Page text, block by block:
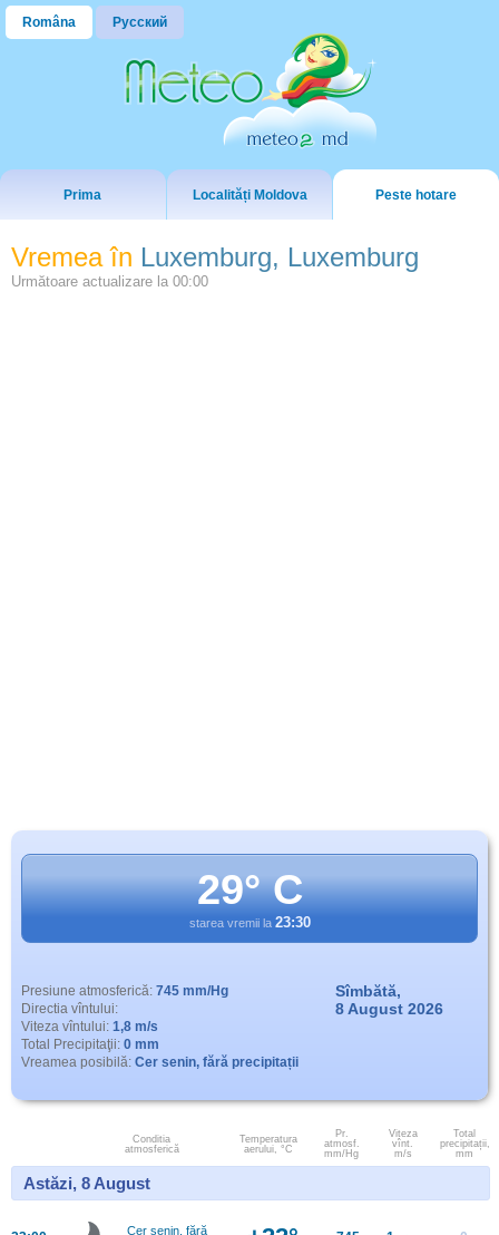
Româna Русский
Prima Localități Moldova Peste hotare
Vremea în Luxemburg, Luxemburg
Următoare actualizare la 00:00
29° C
starea vremii la 23:30
Presiune atmosferică: 745 mm/Hg
Directia vîntului:
Viteza vîntului: 1,8 m/s
Total Precipitaţii: 0 mm
Vreamea posibilă: Cer senin, fără precipitații
Sîmbătă,
8 August 2026
Conditia
atmosferică
Temperatura
aerului, °C
Pr.
atmosf.
mm/Hg
Viteza
vînt.
m/s
Total
precipitații,
mm
Astăzi, 8 August
Cer senin, fără